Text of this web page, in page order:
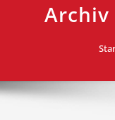
Archiv